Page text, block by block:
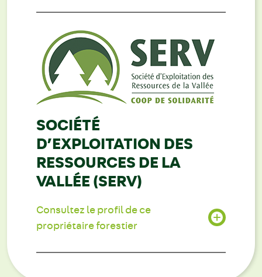
SOCIÉTÉ
D’EXPLOITATION DES
RESSOURCES DE LA
VALLÉE (SERV)
Consultez le profil de ce
propriétaire forestier